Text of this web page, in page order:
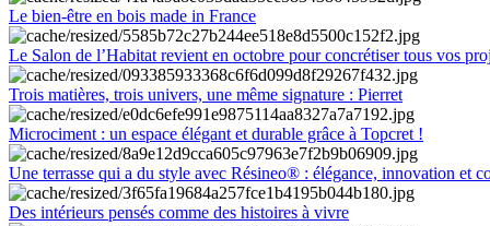
Le bien-être en bois made in France
Le Salon de l’Habitat revient en octobre pour concrétiser tous vos
Trois matières, trois univers, une même signature : Pierret
Microciment : un espace élégant et durable grâce à Topcret !
Une terrasse qui a du style avec Résineo® : élégance, innovation et
Des intérieurs pensés comme des histoires à vivre